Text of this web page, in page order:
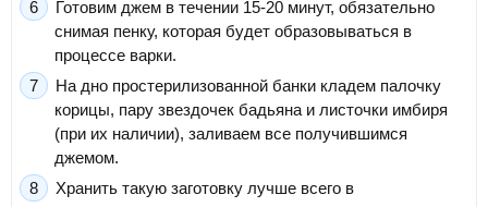
Готовим джем в течении 15-20 минут, обязательно
снимая пенку, которая будет образовываться в
процессе варки.
На дно простерилизованной банки кладем палочку
корицы, пару звездочек бадьяна и листочки имбиря
(при их наличии), заливаем все получившимся
джемом.
Хранить такую заготовку лучше всего в